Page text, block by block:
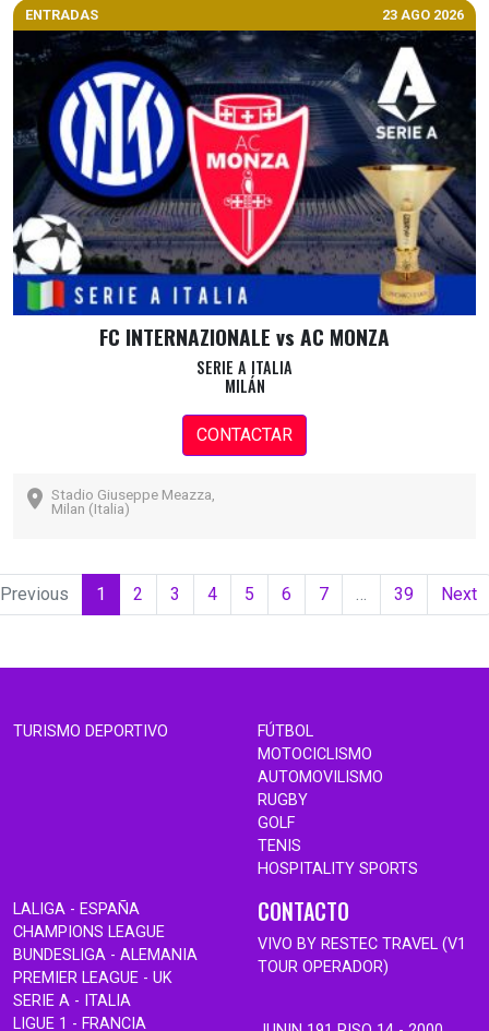
ENTRADAS 23 AGO 2026
FC INTERNAZIONALE vs AC MONZA
SERIE A ITALIA
MILÁN
CONTACTAR
Stadio Giuseppe Meazza,
Milan (Italia)
Previous 1 (current)
2 3 4 5 6 7 … 39 Next
TURISMO DEPORTIVO
FÚTBOL
MOTOCICLISMO
AUTOMOVILISMO
RUGBY
GOLF
TENIS
HOSPITALITY SPORTS
LALIGA - ESPAÑA
CHAMPIONS LEAGUE
BUNDESLIGA - ALEMANIA
PREMIER LEAGUE - UK
SERIE A - ITALIA
LIGUE 1 - FRANCIA
CONTACTO
VIVO BY RESTEC TRAVEL (V1
TOUR OPERADOR)